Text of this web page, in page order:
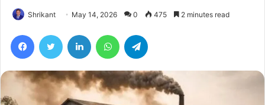
Shrikant May 14, 2026 0 475 2 minutes read